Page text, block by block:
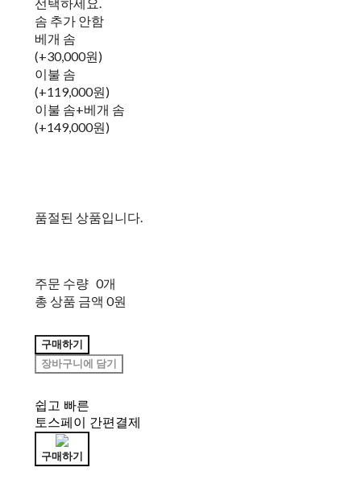
솜 추가 안함
베개 솜
(+30,000원)
이불 솜
(+119,000원)
이불 솜+베개 솜
(+149,000원)
품절된 상품입니다.
주문 수량 0개
총 상품 금액 0원
구매하기
장바구니에 담기
쉽고 빠른
토스페이 간편결제
구매하기